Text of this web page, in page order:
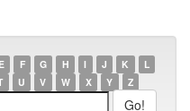
E F G H I J K
L
U V W X Y Z